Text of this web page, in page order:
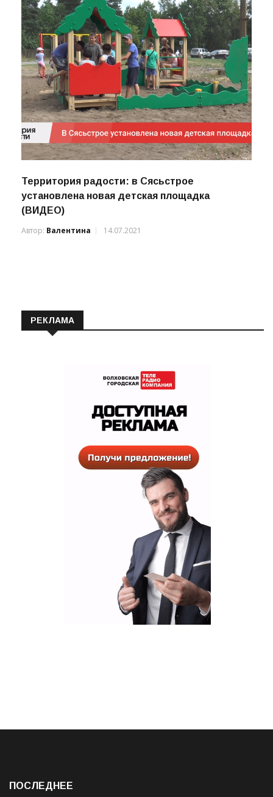
Территория радости: в Сясьстрое
(ВИДЕО)